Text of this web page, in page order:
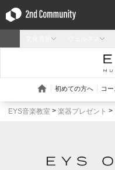
EYS音楽教室 楽器プレゼント